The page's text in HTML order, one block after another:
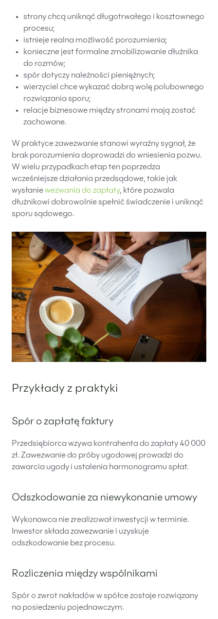
strony chcą uniknąć długotrwałego i kosztownego
procesu;
istnieje realna możliwość porozumienia;
konieczne jest formalne zmobilizowanie dłużnika
do rozmów;
spór dotyczy należności pieniężnych;
wierzyciel chce wykazać dobrą wolę polubownego
rozwiązania sporu;
relacje biznesowe między stronami mają zostać
zachowane.
W praktyce zawezwanie stanowi wyraźny sygnał, że
brak porozumienia doprowadzi do wniesienia pozwu.
W wielu przypadkach etap ten poprzedza
wcześniejsze działania przedsądowe, takie jak
wysłaniewezwania do zapłaty, które pozwala
dłużnikowi dobrowolnie spełnić świadczenie i uniknąć
sporu sądowego.
Przykłady z praktyki
Spór o zapłatę faktury
Przedsiębiorca wzywa kontrahenta do zapłaty 40 000
zł. Zawezwanie do próby ugodowej prowadzi do
zawarcia ugody i ustalenia harmonogramu spłat.
Odszkodowanie za niewykonanie umowy
Wykonawca nie zrealizował inwestycji w terminie.
Inwestor składa zawezwanie i uzyskuje
odszkodowanie bez procesu.
Rozliczenia między wspólnikami
Spór o zwrot nakładów w spółce zostaje rozwiązany
na posiedzeniu pojednawczym.